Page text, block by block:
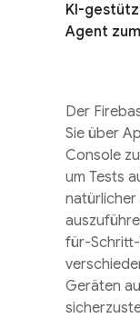
KI-
Agent
Der
Sie über
Console
um Tests
natürlicher
für-Schritt-
Geräten